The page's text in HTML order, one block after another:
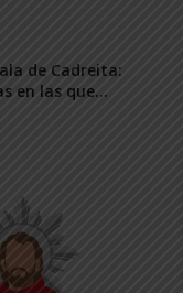
de Cadreita:
en las que...